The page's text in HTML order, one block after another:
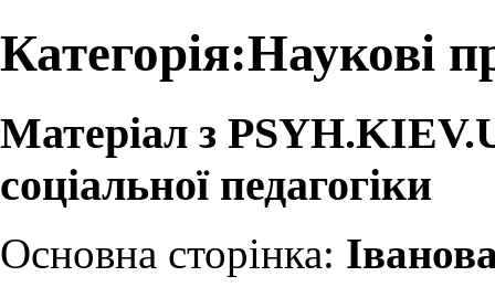
Категорія:Наукові
Матеріал з
соціальної педагогіки
Основна сторінка: